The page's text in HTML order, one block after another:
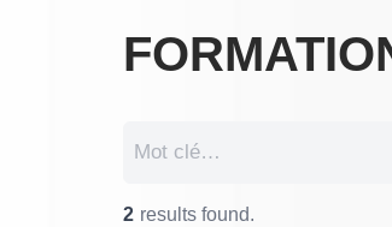
2 results found.